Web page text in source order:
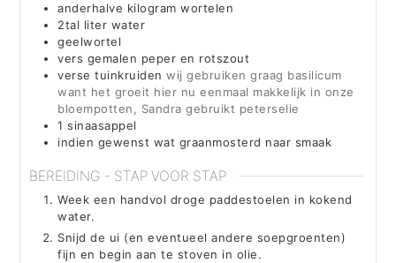
anderhalve kilogram wortelen
2tal liter water
geelwortel
vers gemalen peper en rotszout
verse tuinkruiden wij gebruiken graag basilicum
want het groeit hier nu eenmaal makkelijk in onze
bloempotten, Sandra gebruikt peterselie
1 sinaasappel
indien gewenst wat graanmosterd naar smaak
BEREIDING - STAP VOOR STAP
Week een handvol droge paddestoelen in kokend
water.
Snijd de ui (en eventueel andere soepgroenten)
fijn en begin aan te stoven in olie.